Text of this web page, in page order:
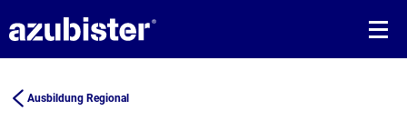
Ausbildung Regional